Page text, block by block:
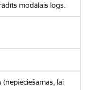
modālais logs.
lai